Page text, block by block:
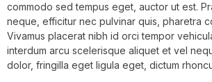
commodo sed tempus eget, auctor ut est.
neque, efficitur nec pulvinar quis, pharetra
Vivamus placerat nibh id orci tempor
interdum arcu scelerisque aliquet et vel
dolor, fringilla eget ligula eget, dictum